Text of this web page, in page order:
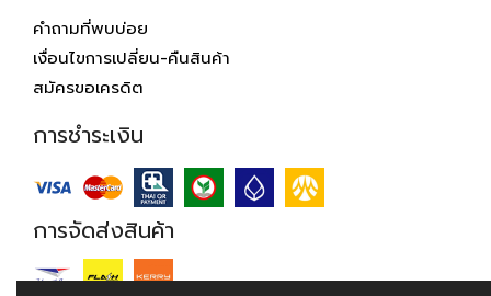
คำถามที่พบบ่อย
เงื่อนไขการเปลี่ยน-คืนสินค้า
สมัครขอเครดิต
การชำระเงิน
การจัดส่งสินค้า